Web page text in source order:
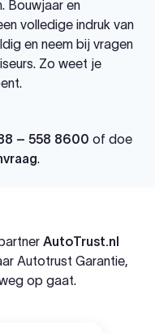
Bouwjaar en
volledige indruk van
en neem bij vragen
Zo weet je
– 558 8600 of doe
.
AutoTrust.nl
Autotrust Garantie,
op gaat.